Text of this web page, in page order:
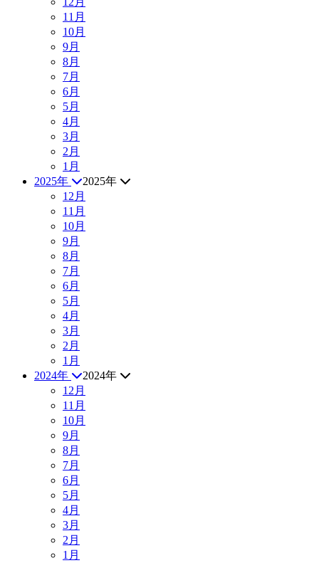
11月
10月
9月
8月
7月
6月
5月
4月
3月
2月
1月
2025年
2025年
12月
11月
10月
9月
8月
7月
6月
5月
4月
3月
2月
1月
2024年
2024年
12月
11月
10月
9月
8月
7月
6月
5月
4月
3月
2月
1月